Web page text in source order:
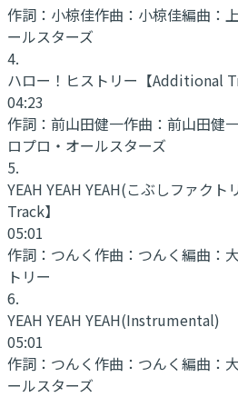
作詞： 小椋佳作曲： 小椋佳編曲：
ールスターズ
4.
ハロー！ヒストリー 【Additional
04:23
作詞： 前山田健一作曲： 前山田健
ロプロ・オールスターズ
5.
YEAH YEAH YEAH(こぶしファクト
Track】
05:01
作詞： つんく 作曲： つんく 編曲：
トリー
6.
YEAH YEAH YEAH(Instrumental)
05:01
作詞： つんく 作曲： つんく 編曲：
ールスターズ